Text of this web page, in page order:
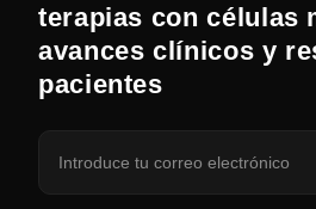
terapias con células
avances clínicos y
pacientes